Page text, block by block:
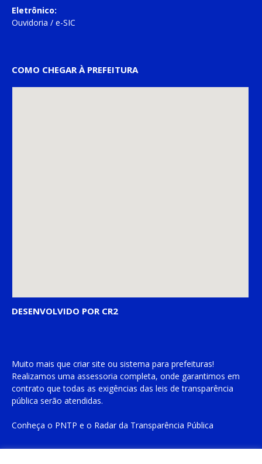
Eletrônico:
Ouvidoria / e-SIC
COMO CHEGAR À PREFEITURA
DESENVOLVIDO POR CR2
Muito mais que criar site ou sistema para prefeituras!
Realizamos uma assessoria completa, onde garantimos em
contrato que todas as exigências das leis de transparência
pública serão atendidas.
Conheça o PNTP e o Radar da Transparência Pública